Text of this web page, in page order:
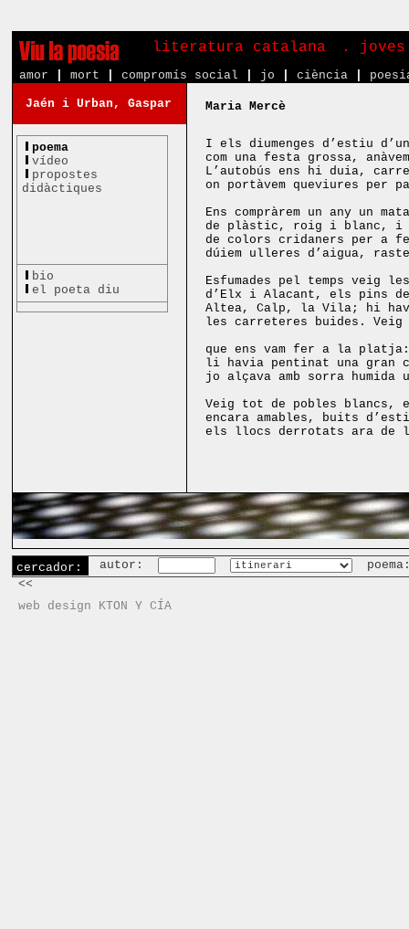
literatura catalana .
amor mort compromís social jo ciència
Jaén i Urban, Gaspar
poema
vídeo
propostes
didàctiques
bio
el poeta diu
Maria Mercè
I els diumenges d’estiu
com una festa grossa,
L’autobús ens hi duia,
on portàvem queviures per
Ens compràrem un any un
de plàstic, roig i blanc, i
de colors cridaners per a
dúiem ulleres d’aigua,
Esfumades pel temps veig
d’Elx i Alacant, els pins de
Altea, Calp, la Vila; hi
les carreteres buides.
que ens vam fer a la
li havia pentinat una gran
jo alçava amb sorra
Veig tot de pobles blancs,
encara amables, buits
els llocs derrotats ara de
cercador: autor:
<<
web design KTON Y CÍA